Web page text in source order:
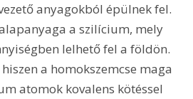
anyagokból épülnek fel.
a szilícium, mely
lelhető fel a földön.
a homokszemcse maga
atomok kovalens kötéssel